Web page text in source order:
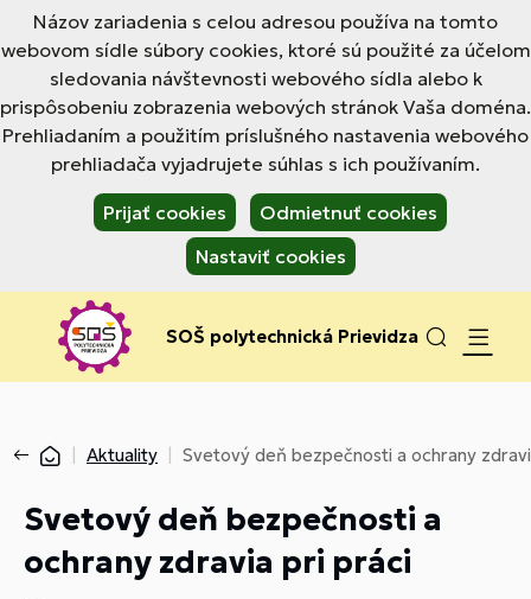
Názov zariadenia s celou adresou používa na tomto
webovom sídle súbory cookies, ktoré sú použité za účelom
sledovania návštevnosti webového sídla alebo k
prispôsobeniu zobrazenia webových stránok Vaša doména.
Prehliadaním a použitím príslušného nastavenia webového
prehliadača vyjadrujete súhlas s ich používaním.
Prijať cookies
Odmietnuť cookies
Nastaviť cookies
SOŠ polytechnická Prievidza
Aktuality Svetový deň bezpečnosti a ochrany
Svetový deň bezpečnosti a
ochrany zdravia pri práci